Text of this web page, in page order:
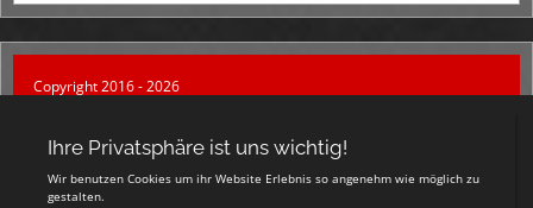
Copyright 2016 - 2026
Login
Registrieren